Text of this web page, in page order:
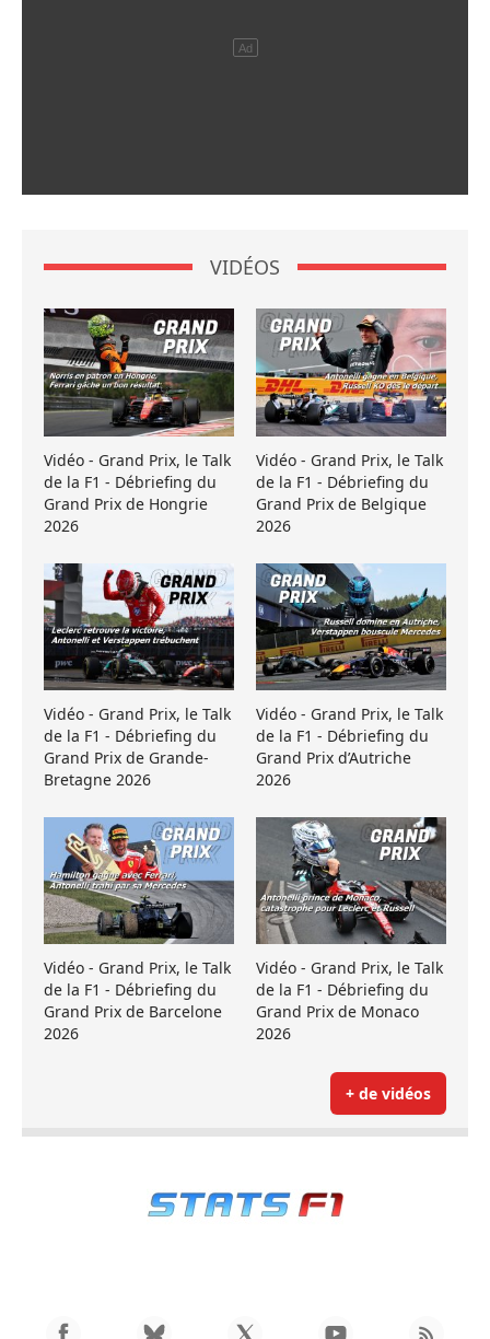
VIDÉOS
Vidéo - Grand Prix, le Talk
de la F1 - Débriefing du
Grand Prix de Hongrie
2026
Vidéo - Grand Prix, le Talk
de la F1 - Débriefing du
Grand Prix de Belgique
2026
Vidéo - Grand Prix, le Talk
de la F1 - Débriefing du
Grand Prix de Grande-
Bretagne 2026
Vidéo - Grand Prix, le Talk
de la F1 - Débriefing du
Grand Prix d’Autriche
2026
Vidéo - Grand Prix, le Talk
de la F1 - Débriefing du
Grand Prix de Barcelone
2026
Vidéo - Grand Prix, le Talk
de la F1 - Débriefing du
Grand Prix de Monaco
2026
+ de vidéos